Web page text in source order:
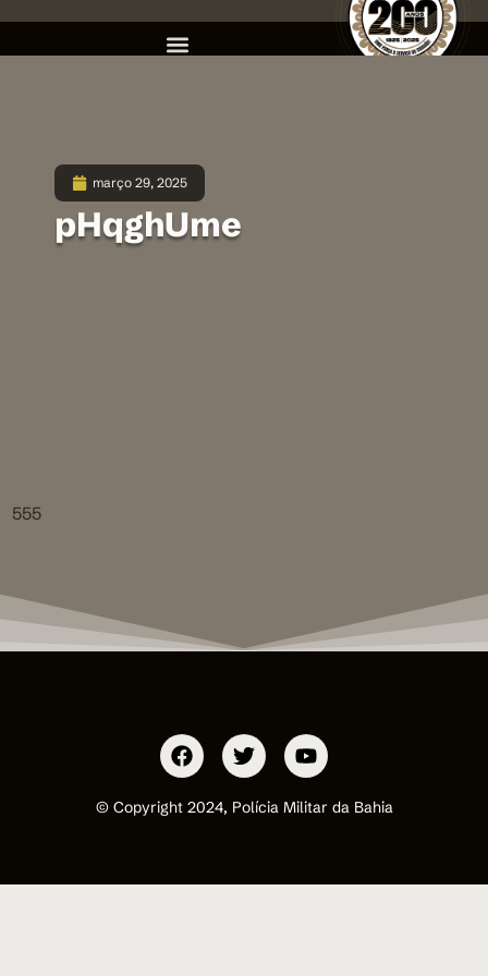
março 29, 2025
pHqghUme
555
© Copyright 2024, Polícia Militar da Bahia